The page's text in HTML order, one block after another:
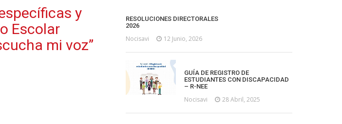
y
Escolar
mi voz”
RESOLUCIONES DIRECTORALES
2026
Nocisavi 12 Junio, 2026
GUÍA DE REGISTRO DE
ESTUDIANTES CON DISCAPACIDAD
– R-NEE
Nocisavi 28 Abril, 2025